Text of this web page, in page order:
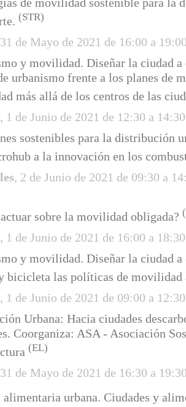
(STR)
de Mayo de 2021 de 16:00 a
y movilidad. Diseñar la ciudad a
urbanismo frente a los planes de
más allá de los centros de las
, 1 de Junio de 2021 de 12:30 a
sostenibles para la distribución
a la innovación en los
, 2 de Junio de 2021 de 09:30 a
sobre la movilidad obligada?
, 1 de Junio de 2021 de 16:00 a
y movilidad. Diseñar la ciudad a
bicicleta las políticas de
, 1 de Junio de 2021 de 09:00 a
Urbana: Hacia ciudades
Coorganiza: ASA - Asociación
(EL)
de Mayo de 2021 de 16:30 a
urbana. Ciudades y